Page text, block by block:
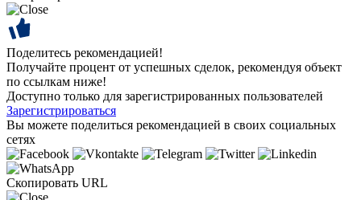
Поделитесь рекомендацией!
Получайте процент от успешных сделок, рекомендуя объект
по ссылкам ниже!
Доступно только для зарегистрированных пользователей
Зарегистрироваться
Вы можете поделиться рекомендацией в своих социальных
сетях
Скопировать URL